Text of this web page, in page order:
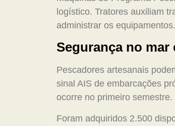
logístico. Tratores auxiliam
administrar os equipamentos.
Segurança no mar
Pescadores artesanais
sinal AIS de embarcações
ocorre no primeiro semestre.
Foram adquiridos 2.500